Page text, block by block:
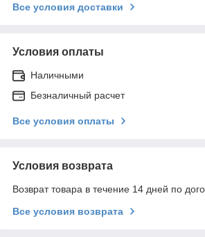
Все условия доставки
Условия оплаты
Наличными
Безналичный расчет
Все условия оплаты
Условия возврата
Возврат товара в течение 14 дней по
Все условия возврата